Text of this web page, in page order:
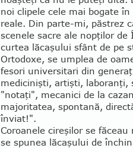
noi clipele cele mai bogate
reale. Din parte-mi, păs­trez
scenele sacre ale nop­ţilor
curtea lăcaşului sfânt de pe
Ortodoxe, se umplea de
fesori universitari din
medicinişti, artişti, labo­ranţi,
"notaţi", mecanici de la
majo­ritatea, spon­tană,
înviat!".
Coroanele cireşilor se
se spunea lă­ca­şului de